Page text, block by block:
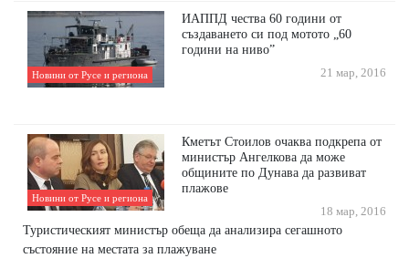
Новини от Русе и региона
ИАППД чества 60 години от
създаването си под мотото „60
години на ниво”
21 мар, 2016
Новини от Русе и региона
Кметът Стоилов очаква подкрепа от
министър Ангелкова да може
общините по Дунава да развиват
плажове
18 мар, 2016
Туристическият министър обеща да анализира сегашното
състояние на местата за плажуване